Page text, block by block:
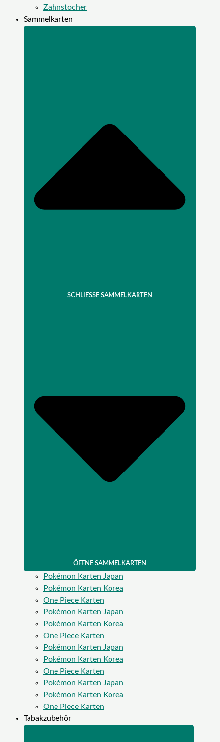
Zahnstocher
Sammelkarten
SCHLIESSE SAMMELKARTEN
ÖFFNE SAMMELKARTEN
Pokémon Karten Japan
Pokémon Karten Korea
One Piece Karten
Pokémon Karten Japan
Pokémon Karten Korea
One Piece Karten
Pokémon Karten Japan
Pokémon Karten Korea
One Piece Karten
Pokémon Karten Japan
Pokémon Karten Korea
One Piece Karten
Tabakzubehör